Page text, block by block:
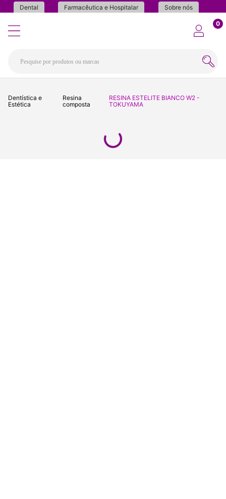
Dental Farmacêutica e Hospitalar Sobre nós
0
Dentística e
Estética
Resina
composta
RESINA ESTELITE BIANCO W2 -
TOKUYAMA